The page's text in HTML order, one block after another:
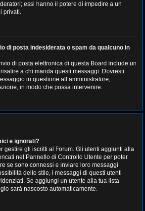
essi hanno il potere di impedire a un
privati​​.
di posta indesiderata o spam da qualcuno in
di posta elettronica di questa Board include un
a chi manda questi messaggi. Dovresti
in questione all’amministratore,
in modo che possa intervenire.
e ignorati?
gestire gli iscritti al Forum. Gli utenti aggiunti alla
nel Pannello di Controllo Utente per poter
se sono connessi e inviare loro messaggi
dello stile, i messaggi di questi utenti
Se aggiungi un utente alla tua lista
sarà nascosto automaticamente.